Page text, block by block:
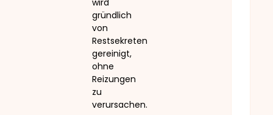
wird
gründlich
von
Restsekreten
gereinigt,
ohne
Reizungen
zu
verursachen.